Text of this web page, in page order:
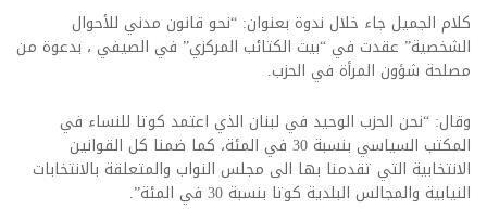
كلام الجميل جاء خلال ندوة بعنوان: “نحو قانون مدني للأحوال
الشخصية” عقدت في “بيت الكتائب المركزي” في الصيفي ، بدعوة من
مصلحة شؤون المرأة في الحزب.
وقال: “نحن الحزب الوحيد في لبنان الذي اعتمد كوتا للنساء في
المكتب السياسي بنسبة 30 في المئة، كما ضمنا كل القوانين
الانتخابية التي تقدمنا بها الى مجلس النواب والمتعلقة بالانتخابات
النيابية والمجالس البلدية كوتا بنسبة 30 في المئة”.